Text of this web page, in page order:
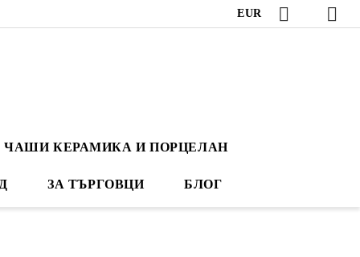
EUR
ЧАШИ КЕРАМИКА И ПОРЦЕЛАН
ЗА ТЪРГОВЦИ БЛОГ